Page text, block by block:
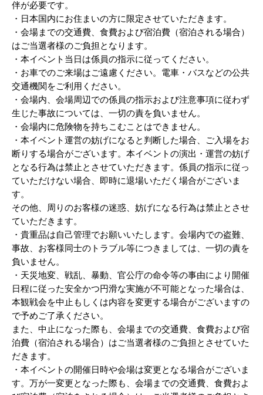
伴が必要です。
・日本国内にお住まいの方に限定させていただきます。
・会場までの交通費、食費および宿泊費（宿泊される場合）
はご当選者様のご負担となります。
・本イベント当日は係員の指示に従ってください。
・お車でのご来場はご遠慮ください。電車・バスなどの公共
交通機関をご利用ください。
・会場内、会場周辺での係員の指示および注意事項に従わず
生じた事故については、一切の責を負いません。
・会場内に危険物を持ちこむことはできません。
・本イベント運営の妨げになると判断した場合、ご入場をお
断りする場合がございます。本イベントの演出・運営の妨げ
となる行為は禁止とさせていただきます。係員の指示に従っ
ていただけない場合、即時に退場いただく場合がございま
す。
その他、周りのお客様の迷惑、妨げになる行為は禁止とさせ
ていただきます。
・貴重品は自己管理でお願いいたします。会場内での盗難、
事故、お客様同士のトラブル等につきましては、一切の責を
負いません。
・天災地変、戦乱、暴動、官公庁の命令等の事由により開催
日程に従った安全かつ円滑な実施が不可能となった場合は、
本観戦会を中止もしくは内容を変更する場合がございますの
で予めご了承ください。
また、中止になった際も、会場までの交通費、食費および宿
泊費（宿泊される場合）はご当選者様のご負担とさせていた
だきます。
・本イベントの開催日時や会場は変更となる場合がございま
す。万が一変更となった際も、会場までの交通費、食費およ